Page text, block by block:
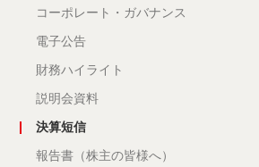
コーポレート・ガバナンス
電子公告
財務ハイライト
説明会資料
決算短信
報告書（株主の皆様へ）